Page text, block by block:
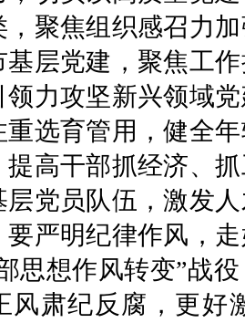
，聚焦组织感召力
基层党建，聚焦工
领力攻坚新兴领域
重选育管用，健全
提高干部抓经济、
层党员队伍，激发
要严明纪律作风，
思想作风转变”战
风肃纪反腐，更好